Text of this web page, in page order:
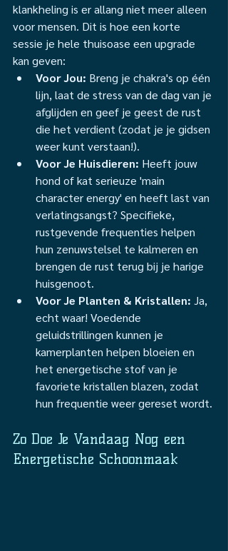
klankheling is er allang niet meer alleen
voor mensen. Dit is hoe een korte
sessie je hele thuisoase een upgrade
kan geven:
Voor Jou: Breng je chakra's op één
lijn, laat de stress van de dag van je
afglijden en geef je geest de rust
die het verdient (zodat je je gidsen
weer kunt verstaan!).
Voor Je Huisdieren: Heeft jouw
hond of kat serieuze 'main
character energy' en heeft last van
verlatingsangst? Specifieke,
rustgevende frequenties helpen
hun zenuwstelsel te kalmeren en
brengen de rust terug bij je harige
huisgenoot.
Voor Je Planten & Kristallen: Ja,
echt waar! Voedende
geluidstrillingen kunnen je
kamerplanten helpen bloeien en
het energetische stof van je
favoriete kristallen blazen, zodat
hun frequentie weer gereset wordt.
Zo Doe Je Vandaag Nog een
Energetische Schoonmaak